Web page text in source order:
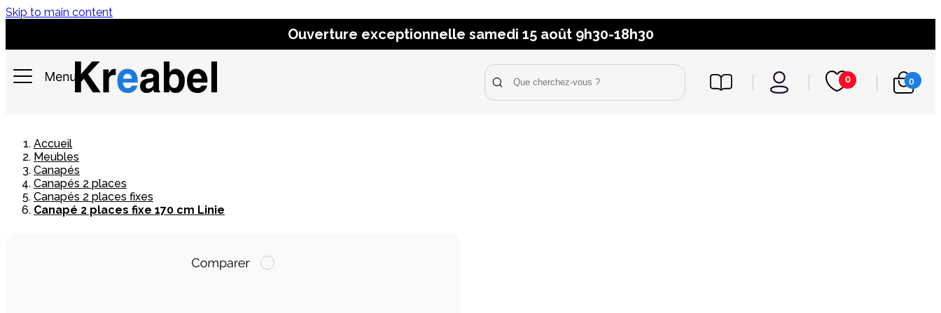
Skip to main content
Ouverture exceptionnelle samedi 15 août 9h30-18h30
0 0
Accueil
Meubles
Canapés
Canapés 2 places
Canapés 2 places fixes
Canapé 2 places fixe 170 cm Linie